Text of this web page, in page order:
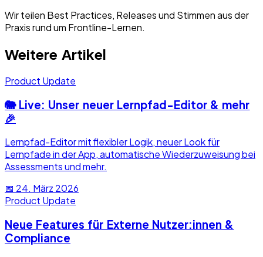
Wir teilen Best Practices, Releases und Stimmen aus der
Praxis rund um Frontline-Lernen.
Weitere Artikel
Product Update
🐘 Live: Unser neuer Lernpfad-Editor & mehr
🎉
Lernpfad-Editor mit flexibler Logik, neuer Look für
Lernpfade in der App, automatische Wiederzuweisung bei
Assessments und mehr.
📅 24. März 2026
Product Update
Neue Features für Externe Nutzer:innen &
Compliance